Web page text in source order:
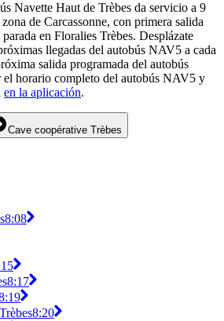
Navette Haut de Trèbes da servicio a 9
de Carcassonne, con primera salida
en Floralies Trèbes. Desplázate
llegadas del autobús NAV5 a cada
salida programada del autobús
horario completo del autobús NAV5 y
en la aplicación.
Cave coopérative Trèbes
8:08
8:17
8:20